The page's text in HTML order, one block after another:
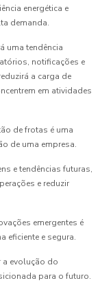
energética e
demanda.
uma tendência
notificações e
a carga de
em atividades
de frotas é uma
de uma empresa.
e tendências futuras,
e reduzir
emergentes é
eficiente e segura.
a evolução do
para o futuro.